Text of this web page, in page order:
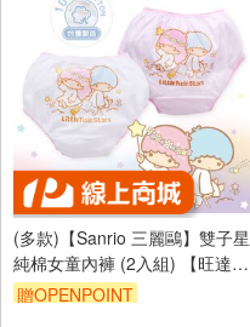
(多款)【Sanrio 三麗鷗】雙子星
純棉女童內褲 (2入組) 【旺達棉
品】 TS-CG002
贈OPENPOINT